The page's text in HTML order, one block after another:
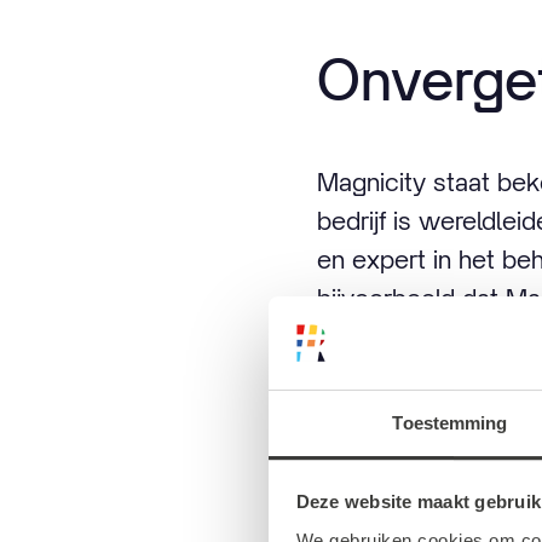
Toestemming
Deze website maakt
Magnicity staat
bedrijf is
en expert in het
bijvoorbeeld dat
Bar,
Souad El
tot general
gebrand om de